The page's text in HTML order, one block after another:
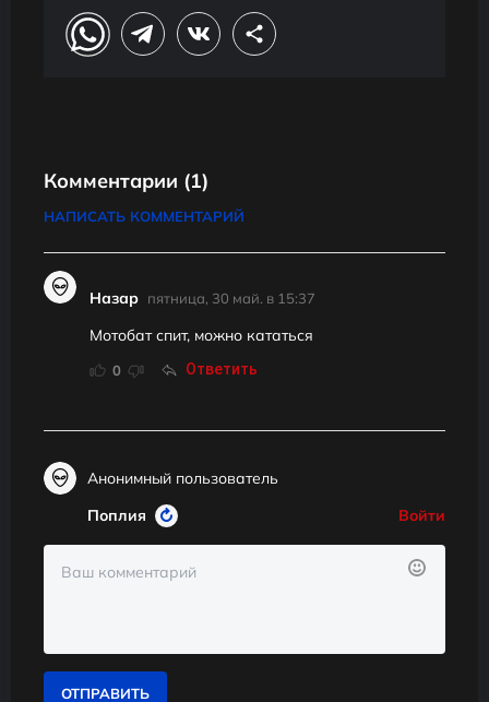
Комментарии (1)
НАПИСАТЬ КОММЕНТАРИЙ
Назар пятница, 30 май. в 15:37
0 Ответить
Мотобат спит, можно кататься
Анонимный пользователь
Поплия
Войти
ОТПРАВИТЬ